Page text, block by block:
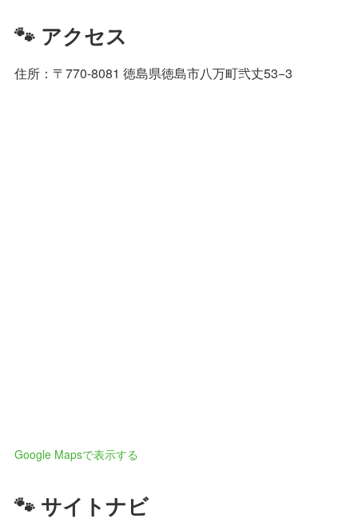
🐾 アクセス
住所：〒770-8081 徳島県徳島市八万町弐丈53−3
Google Mapsで表示する
🐾 サイトナビ